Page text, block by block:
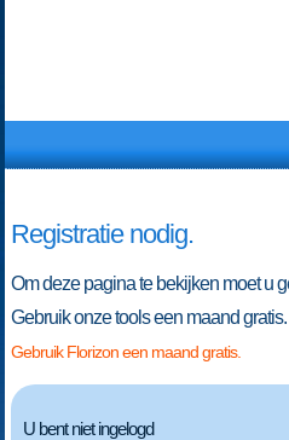
Registratie nodig.
Om deze pagina te bekijken moet u
Gebruik onze tools een maand gratis.
Gebruik Florizon een maand gratis.
U bent niet ingelogd